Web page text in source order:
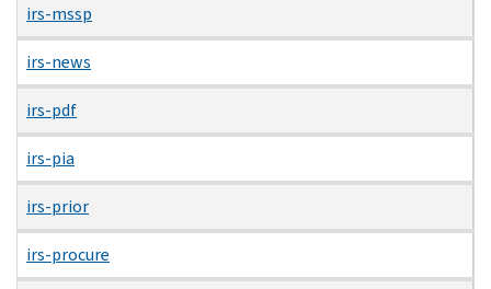
irs-mssp
irs-news
irs-pdf
irs-pia
irs-prior
irs-procure